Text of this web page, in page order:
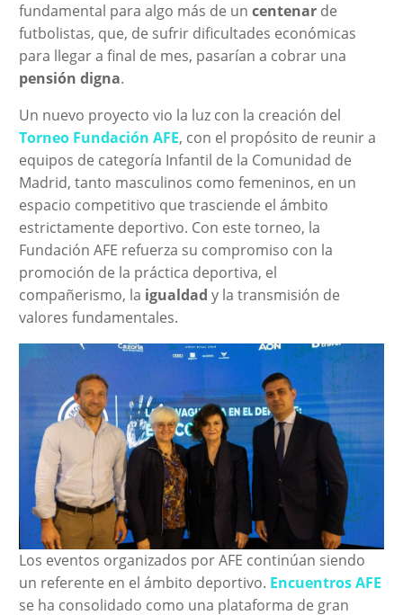
fundamental para algo más de un centenarde
futbolistas, que, de sufrir dificultades económicas
para llegar a final de mes, pasarían a cobrar una
pensión digna.
Un nuevo proyecto vio la luz con la creación del
Torneo Fundación AFE, con el propósito de reunir a
equipos de categoría Infantil de la Comunidad de
Madrid, tanto masculinos como femeninos, en un
espacio competitivo que trasciende el ámbito
estrictamente deportivo. Con este torneo, la
Fundación AFE refuerza su compromiso con la
promoción de la práctica deportiva, el
compañerismo, la igualdad y la transmisión de
valores fundamentales.
Los eventos organizados por AFE continúan siendo
un referente en el ámbito deportivo. Encuentros AFE
se ha consolidado como una plataforma de gran